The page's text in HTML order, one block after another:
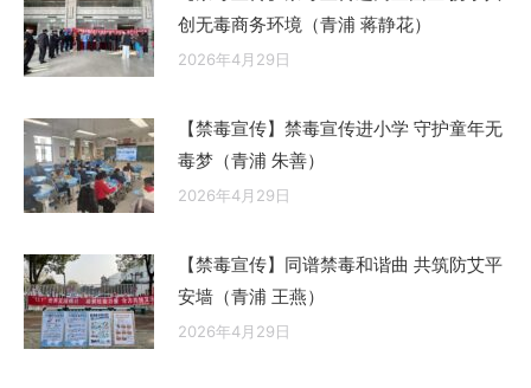
创无毒商务环境（青浦 蒋静花）
2026年4月29日
【禁毒宣传】禁毒宣传进小学 守护童年无
毒梦（青浦 朱善）
2026年4月29日
【禁毒宣传】同谱禁毒和谐曲 共筑防艾平
安墙（青浦 王燕）
2026年4月29日